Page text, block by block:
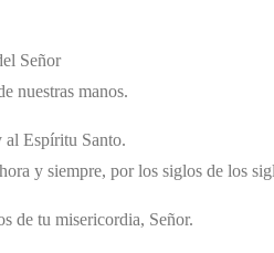
Señor
nuestras manos.
Espíritu Santo.
y siempre, por los siglos de los
de tu misericordia, Señor.